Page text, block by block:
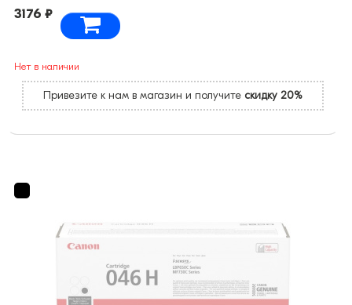
3176 ₽
Нет в наличии
Привезите к нам в магазин и получите скидку 20%